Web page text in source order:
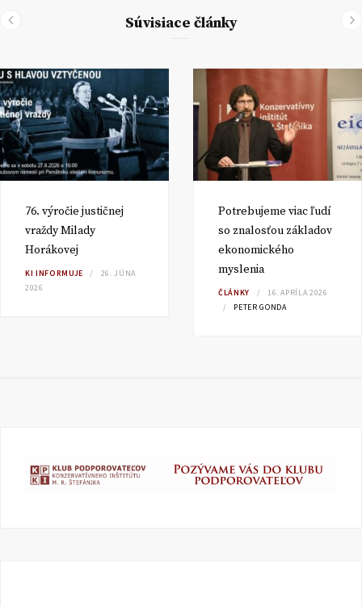
Súvisiace články
76. výročie justičnej
vraždy Milady
Horákovej
KI INFORMUJE
26. JÚNA
2026
Potrebujeme viac ľudí
so znalosťou základov
ekonomického
myslenia
ČLÁNKY
16. APRÍLA 2026
PETER GONDA